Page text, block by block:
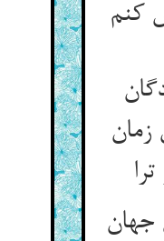
کنم
جهان